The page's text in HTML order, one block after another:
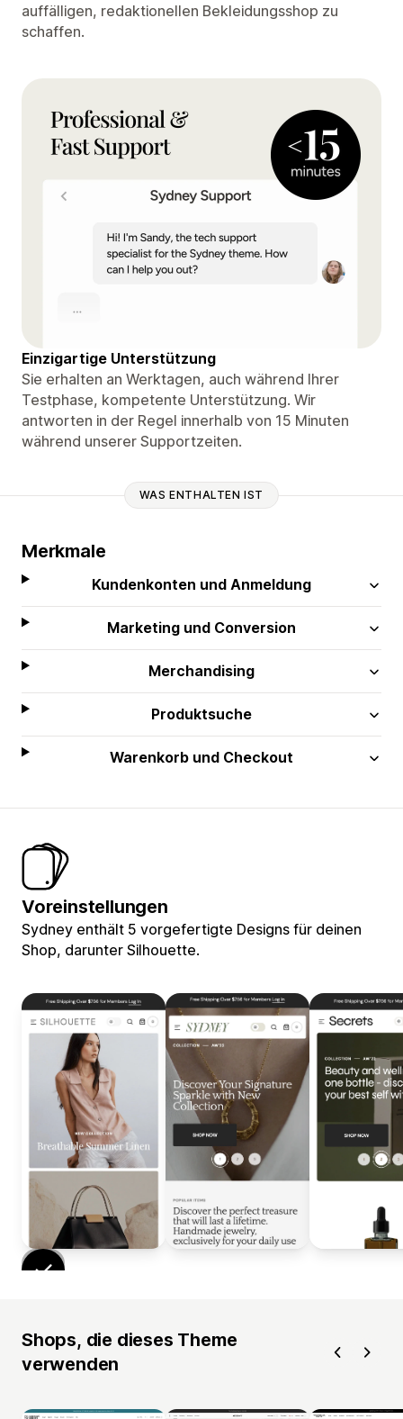
auffälligen, redaktionellen Bekleidungsshop zu
schaffen.
Einzigartige Unterstützung
Sie erhalten an Werktagen, auch während Ihrer
Testphase, kompetente Unterstützung. Wir
antworten in der Regel innerhalb von 15 Minuten
während unserer Supportzeiten.
WAS ENTHALTEN IST
Merkmale
Kundenkonten und Anmeldung
Marketing und Conversion
Merchandising
Produktsuche
Warenkorb und Checkout
Voreinstellungen
Sydney enthält 5 vorgefertigte Designs für deinen
Shop, darunter Silhouette.
Shops, die dieses Theme
verwenden